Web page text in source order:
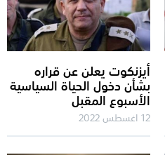
أيزنكوت يعلن عن قراره
بشأن دخول الحياة السياسية
الأسبوع المقبل
12 اغسطس 2022